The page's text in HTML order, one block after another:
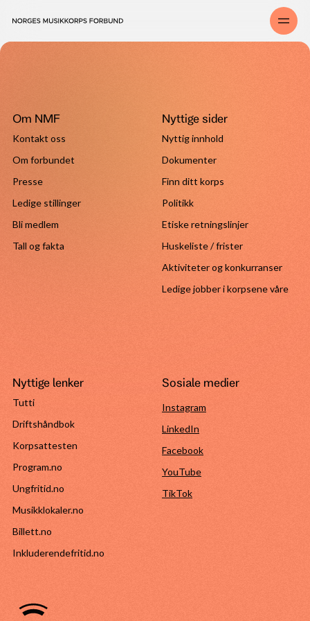
Om NMF
Kontakt oss
Om forbundet
Presse
Ledige stillinger
Bli medlem
Tall og fakta
Nyttige sider
Nyttig innhold
Dokumenter
Finn ditt korps
Politikk
Etiske retningslinjer
Huskeliste / frister
Aktiviteter og konkurranser
Ledige jobber i korpsene våre
Nyttige lenker
Tutti
Driftshåndbok
Korpsattesten
Program.no
Ungfritid.no
Musikklokaler.no
Billett.no
Inkluderendefritid.no
Sosiale medier
Instagram
LinkedIn
Facebook
YouTube
TikTok